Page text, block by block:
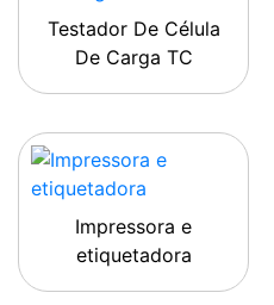
Testador De Célula
De Carga TC
Impressora e
etiquetadora